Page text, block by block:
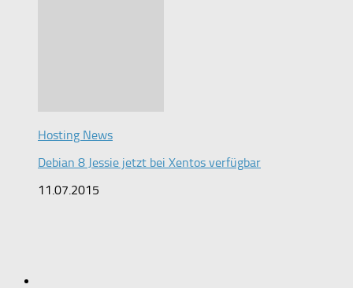
Hosting News
Debian 8 Jessie jetzt bei Xentos verfügbar
11.07.2015